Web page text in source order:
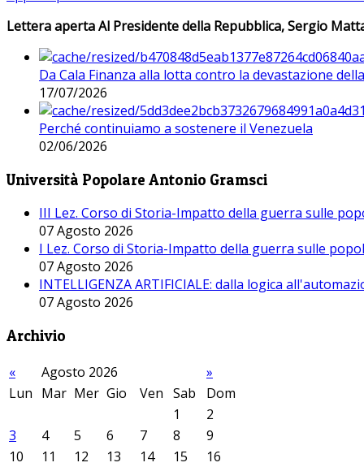
Lettera aperta Al Presidente della Repubblica, Sergio
Da Cala Finanza alla lotta contro la devastazione
17/07/2026
Perché continuiamo a sostenere il Venezuela
02/06/2026
Università Popolare Antonio Gramsci
III Lez. Corso di Storia-Impatto della guerra sulle
07 Agosto 2026
I Lez. Corso di Storia-Impatto della guerra sulle
07 Agosto 2026
INTELLIGENZA ARTIFICIALE: dalla logica
07 Agosto 2026
Archivio
« Agosto 2026
»
Lun Mar Mer Gio Ven Sab
Dom
1
2
3
4 5 6 7 8
9
10
11 12 13 14 15
16